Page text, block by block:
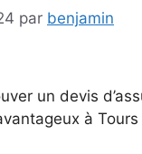
par benjamin
un devis
à Tours